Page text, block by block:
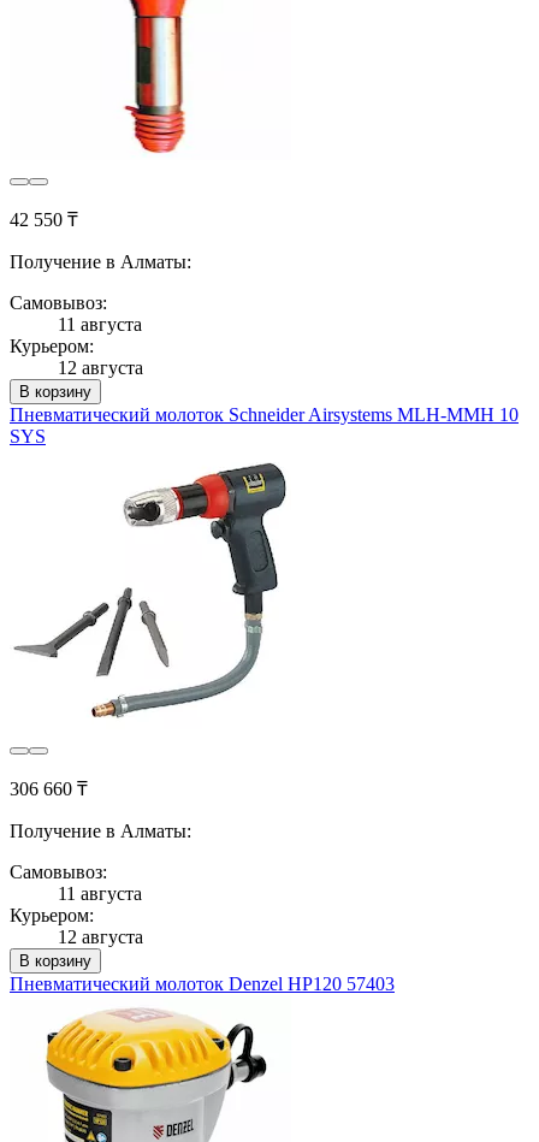
42 550 ₸
Получение в Алматы:
Самовывоз:
11 августа
Курьером:
12 августа
В корзину
Пневматический молоток Schneider Airsystems MLH-MMH 10
SYS
306 660 ₸
Получение в Алматы:
Самовывоз:
11 августа
Курьером:
12 августа
В корзину
Пневматический молоток Denzel HP120 57403